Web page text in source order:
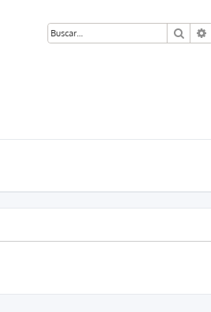
Buscar